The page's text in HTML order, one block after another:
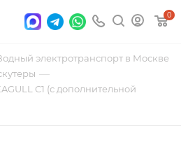
0
электротранспорт в Москве
—
C1 (с дополнительной